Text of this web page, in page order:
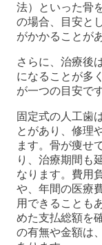
法）といった骨
の場合、目安と
がかかることが
さらに、治療後
になることが多
が一つの目安です
固定式の人工歯
とがあり、修理
ます。骨が痩せ
り、治療期間も
なります。費用
や、年間の医療
用できることも
めた支払総額を
の有無や金額は